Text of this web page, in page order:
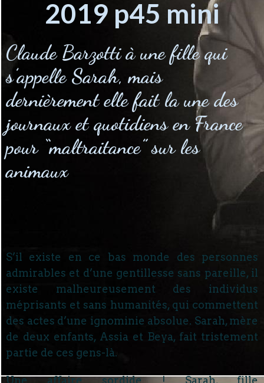
Claude Barzotti à une fille qui
s’appelle Sarah, mais
dernièrement elle fait la une des
journaux et quotidiens en France
pour “maltraitance” sur les
animaux
S’il existe en ce bas monde des personnes
admirables et d’une gentillesse sans pareille, il
existe malheureusement des individus
méprisants et sans humanités, qui commettent
des actes d’une ignominie absolue. Sarah, mère
de deux enfants, Assia et Beya, fait tristement
partie de ces gens-là.
Une affaire sordide ! Sarah, fille